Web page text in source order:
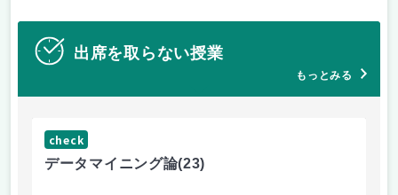
出席を取らない授業
もっとみる
check
データマイニング論(23)